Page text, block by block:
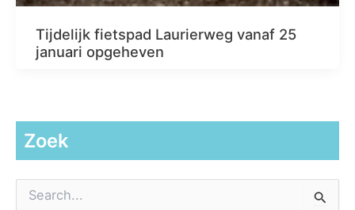
Tijdelijk fietspad Laurierweg vanaf 25
januari opgeheven
Zoek